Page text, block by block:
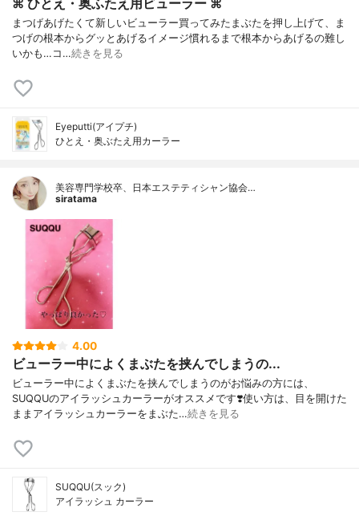
まつげあげたくて新しいビューラー買ってみたまぶたを押し上げて、ま
つげの根本からグッとあげるイメージ慣れるまで根本からあげるの難し
いかも…コ…続きを見る
Eyeputti(アイプチ)
ひとえ・奥ぶたえ用カーラー
美容専門学校卒、日本エステティシャン協会…
siratama
4.00
ビューラー中によくまぶたを挟んでしまうの...
ビューラー中によくまぶたを挟んでしまうのがお悩みの方には、
SUQQUのアイラッシュカーラーがオススメです❣️使い方は、目を開けた
ままアイラッシュカーラーをまぶた…続きを見る
SUQQU(スック)
アイラッシュ カーラー